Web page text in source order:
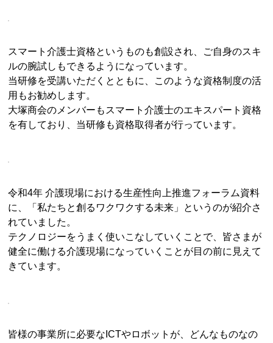
スマート介護士資格というものも創設され、ご自身のスキ
ルの腕試しもできるようになっています。
当研修を受講いただくとともに、このような資格制度の活
用もお勧めします。
大塚商会のメンバーもスマート介護士のエキスパート資格
を有しており、当研修も資格取得者が行っています。
令和4年 介護現場における生産性向上推進フォーラム資料
に、「私たちと創るワクワクする未来」というのが紹介さ
れていました。
テクノロジーをうまく使いこなしていくことで、皆さまが
健全に働ける介護現場になっていくことが目の前に見えて
きています。
皆様の事業所に必要なICTやロボットが、どんなものなの